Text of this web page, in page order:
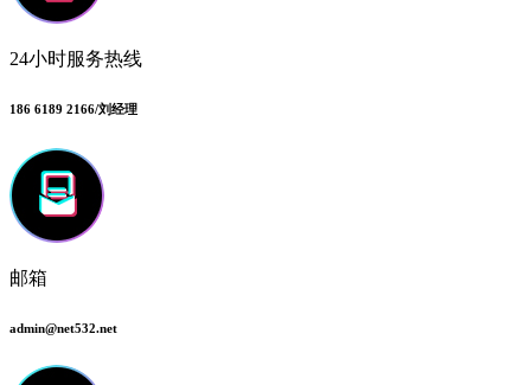
24小时服务热线
186 6189 2166/刘经理
邮箱
admin@net532.net